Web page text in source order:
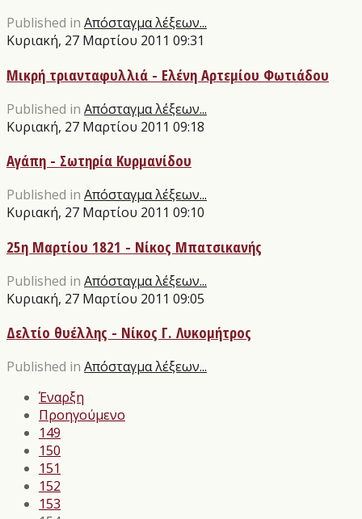
Published in Απόσταγμα λέξεων...
Κυριακή, 27 Μαρτίου 2011 09:31
Μικρή τριανταφυλλιά - Ελένη Αρτεμίου Φωτιάδου
Published in Απόσταγμα λέξεων...
Κυριακή, 27 Μαρτίου 2011 09:18
Αγάπη - Σωτηρία Κυρμανίδου
Published in Απόσταγμα λέξεων...
Κυριακή, 27 Μαρτίου 2011 09:10
25η Μαρτίου 1821 - Νίκος Μπατσικανής
Published in Απόσταγμα λέξεων...
Κυριακή, 27 Μαρτίου 2011 09:05
Δελτίο θυέλλης - Νίκος Γ. Λυκομήτρος
Published in Απόσταγμα λέξεων...
Έναρξη
Προηγούμενο
149
150
151
152
153